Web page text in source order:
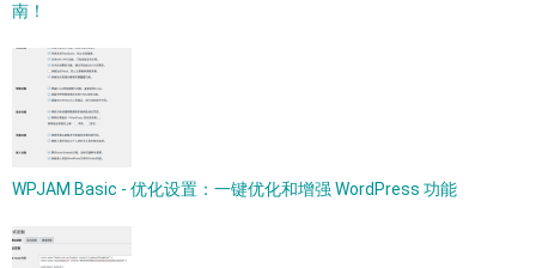
南！
WPJAM Basic - 优化设置：一键优化和增强 WordPress 功能